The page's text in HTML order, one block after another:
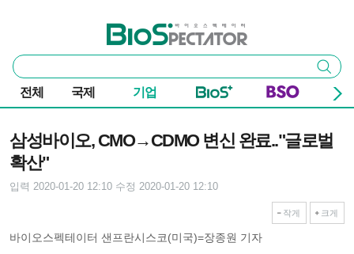
바이오스펙테이터
통
합
검
색
검색
전체 국제 기업
삼성바이오, CMO→CDMO 변신 완료.."글로벌
확산"
입력 2020-01-20 12:10 수정 2020-01-20 12:10
작게 크게
바이오스펙테이터 샌프란시스코(미국)=장종원 기자